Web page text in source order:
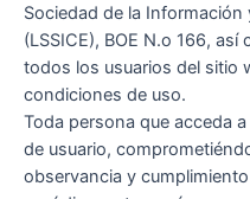
Sociedad de la
(LSSICE), BOE N.o 166, así
todos los usuarios del sitio
condiciones de uso.
Toda persona que acceda
de usuario,
observancia y